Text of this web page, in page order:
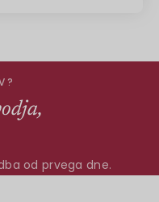
od prvega dne.